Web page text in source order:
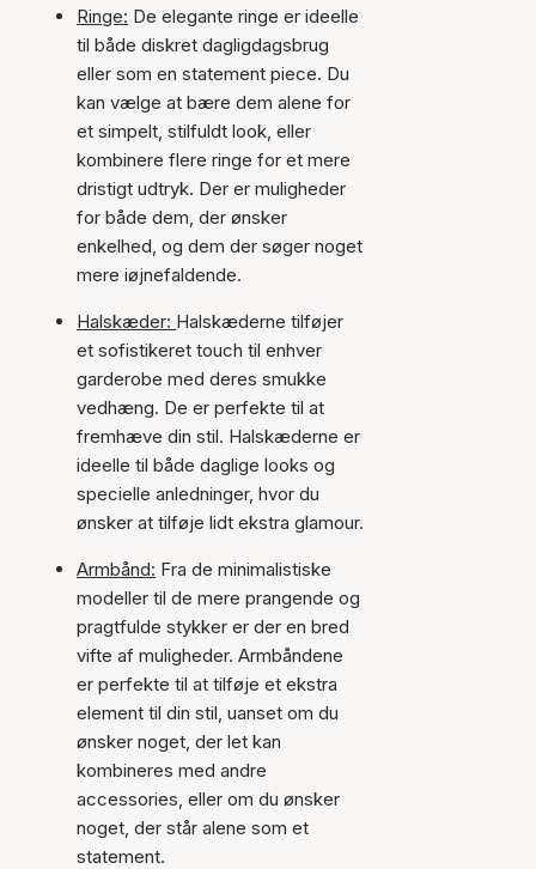
Ringe: De elegante ringe er ideelle
til både diskret dagligdagsbrug
eller som en statement piece. Du
kan vælge at bære dem alene for
et simpelt, stilfuldt look, eller
kombinere flere ringe for et mere
dristigt udtryk. Der er muligheder
for både dem, der ønsker
enkelhed, og dem der søger noget
mere iøjnefaldende.
Halskæder: Halskæderne tilføjer
et sofistikeret touch til enhver
garderobe med deres smukke
vedhæng. De er perfekte til at
fremhæve din stil. Halskæderne er
ideelle til både daglige looks og
specielle anledninger, hvor du
ønsker at tilføje lidt ekstra glamour.
Armbånd: Fra de minimalistiske
modeller til de mere prangende og
pragtfulde stykker er der en bred
vifte af muligheder. Armbåndene
er perfekte til at tilføje et ekstra
element til din stil, uanset om du
ønsker noget, der let kan
kombineres med andre
accessories, eller om du ønsker
noget, der står alene som et
statement.